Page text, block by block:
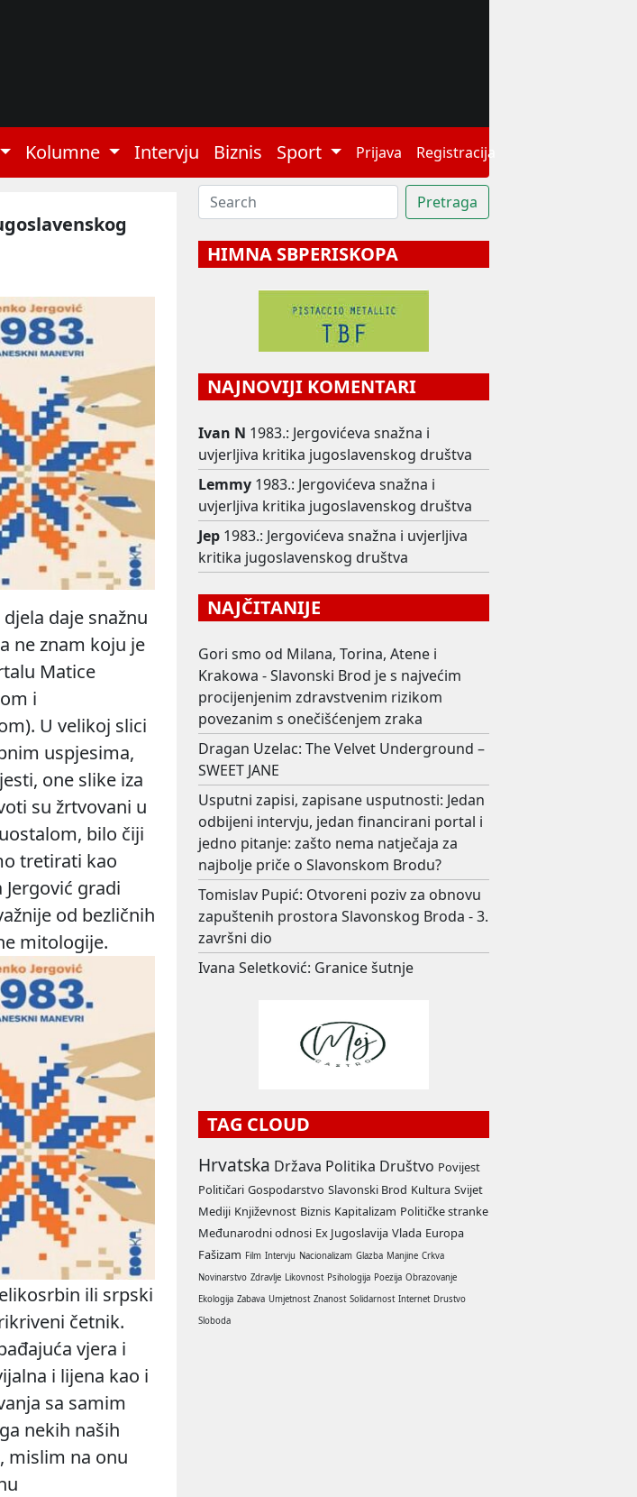
Kolumne Intervju Biznis Sport Prijava Registracija
daje snažnu
ne znam koju je
Matice
i
U velikoj slici
uspjesima,
one slike iza
su žrtvovani u
bilo čiji
tretirati kao
gradi
od bezličnih
mitologije.
ili srpski
četnik.
vjera i
i lijena kao i
sa samim
nekih naših
mislim na onu
HIMNA SBPERISKOPA
NAJNOVIJI KOMENTARI
Ivan N 1983.: Jergovićeva snažna i
uvjerljiva kritika jugoslavenskog društva
Lemmy 1983.: Jergovićeva snažna i
uvjerljiva kritika jugoslavenskog društva
Jep 1983.: Jergovićeva snažna i uvjerljiva
kritika jugoslavenskog društva
NAJČITANIJE
Gori smo od Milana, Torina, Atene i
Krakowa - Slavonski Brod je s najvećim
procijenjenim zdravstvenim rizikom
povezanim s onečišćenjem zraka
Dragan Uzelac: The Velvet Underground –
SWEET JANE
Usputni zapisi, zapisane usputnosti: Jedan
odbijeni intervju, jedan financirani portal i
jedno pitanje: zašto nema natječaja za
najbolje priče o Slavonskom Brodu?
Tomislav Pupić: Otvoreni poziv za obnovu
zapuštenih prostora Slavonskog Broda - 3.
završni dio
Ivana Seletković: Granice šutnje
TAG CLOUD
Hrvatska Država Politika Društvo Povijest
Političari Gospodarstvo Slavonski Brod Kultura Svijet
Mediji Književnost Biznis Kapitalizam Političke stranke
Međunarodni odnosi Ex Jugoslavija Vlada Europa
Fašizam Film Intervju Nacionalizam Glazba Manjine Crkva
Novinarstvo Zdravlje Likovnost Psihologija Poezija Obrazovanje
Ekologija Zabava Umjetnost Znanost Solidarnost Internet Drustvo
Sloboda